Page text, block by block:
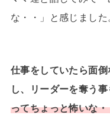
な・・」と感じました。
仕事をしていたら面
し、リーダーを奪う
ってちょっと怖いな・